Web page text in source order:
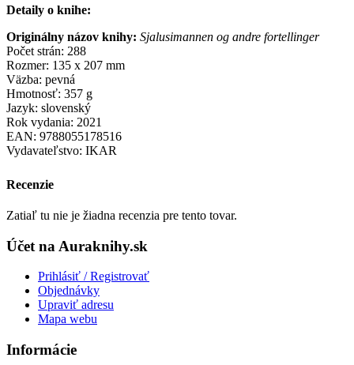
Detaily o knihe:
Originálny názov knihy: Sjalusimannen og andre fortellinger
Počet strán: 288
Rozmer: 135 x 207 mm
Väzba: pevná
Hmotnosť: 357 g
Jazyk: slovenský
Rok vydania: 2021
EAN: 9788055178516
Vydavateľstvo: IKAR
Recenzie
Zatiaľ tu nie je žiadna recenzia pre tento tovar.
Účet na Auraknihy.sk
Prihlásiť / Registrovať
Objednávky
Upraviť adresu
Mapa webu
Informácie